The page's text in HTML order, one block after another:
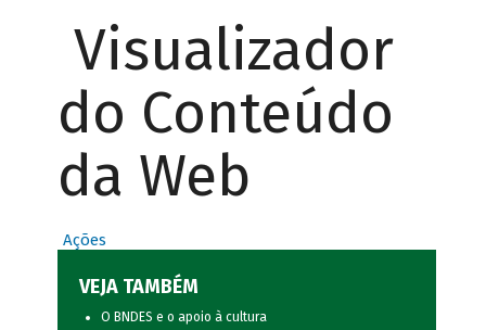
Visualizador
do Conteúdo
da Web
Ações
VEJA TAMBÉM
O BNDES e o apoio à cultura